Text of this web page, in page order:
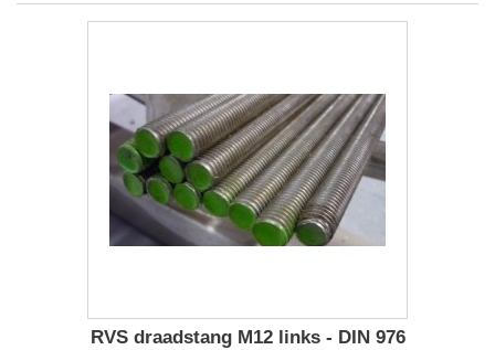
RVS draadstang M12 links - DIN 976